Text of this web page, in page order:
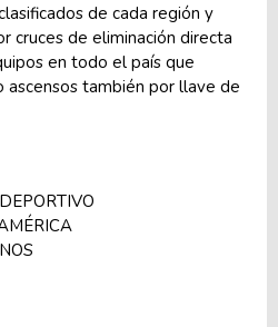
de cada región y
cruces de eliminación directa
en todo el país que
ascensos también por llave de